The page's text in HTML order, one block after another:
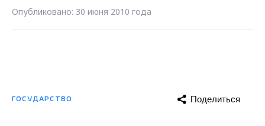
Опубликовано: 30 июня 2010 года
ГОСУДАРСТВО Поделиться